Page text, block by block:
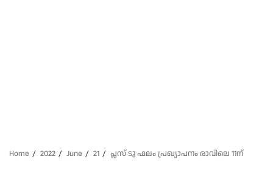
Home 2022 June 21 പ്ലസ്‌ ടു ഫലം പ്രഖ്യാപനം രാവിലെ 11ന്‌